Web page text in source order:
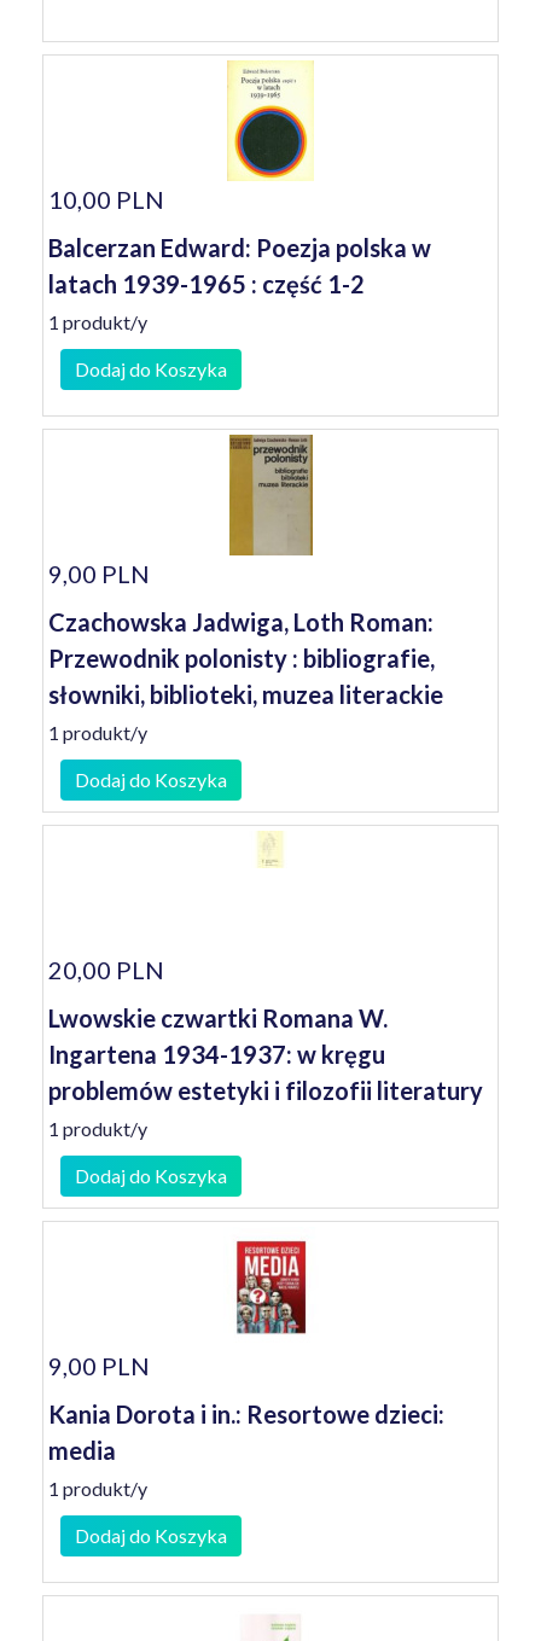
10,00 PLN
Balcerzan Edward: Poezja polska w
latach 1939-1965 : część 1-2
1 produkt/y
Dodaj do Koszyka
9,00 PLN
Czachowska Jadwiga, Loth Roman:
Przewodnik polonisty : bibliografie,
słowniki, biblioteki, muzea literackie
1 produkt/y
Dodaj do Koszyka
20,00 PLN
Lwowskie czwartki Romana W.
Ingartena 1934-1937: w kręgu
problemów estetyki i filozofii literatury
1 produkt/y
Dodaj do Koszyka
9,00 PLN
Kania Dorota i in.: Resortowe dzieci:
media
1 produkt/y
Dodaj do Koszyka